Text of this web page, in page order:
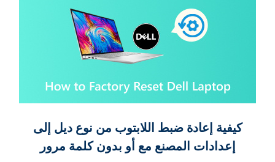
كيفية إعادة ضبط اللابتوب من نوع ديل إلى
إعدادات المصنع مع أو بدون كلمة مرور